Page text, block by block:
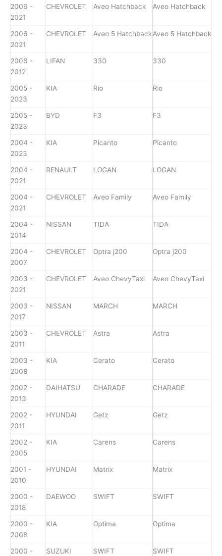
2006 -
2021
CHEVROLET Aveo Hatchback Aveo Hatchback
2006 -
2021
CHEVROLET Aveo 5 HatchbackAveo 5 Hatchback
2006 -
2012
LIFAN 330 330
2005 -
2023
KIA Rio Rio
2005 -
2023
BYD F3 F3
2004 -
2023
KIA Picanto Picanto
2004 -
2021
RENAULT LOGAN LOGAN
2004 -
2021
CHEVROLET Aveo Family Aveo Family
2004 -
2014
NISSAN TIDA TIDA
2004 -
2007
CHEVROLET Optra j200 Optra j200
2003 -
2021
CHEVROLET Aveo ChevyTaxi Aveo ChevyTaxi
2003 -
2017
NISSAN MARCH MARCH
2003 -
2011
CHEVROLET Astra Astra
2003 -
2008
KIA Cerato Cerato
2002 -
2013
DAIHATSU CHARADE CHARADE
2002 -
2011
HYUNDAI Getz Getz
2002 -
2005
KIA Carens Carens
2001 -
2010
HYUNDAI Matrix Matrix
2000 -
2018
DAEWOO SWIFT SWIFT
2000 -
2008
KIA Optima Optima
2000 -
SUZUKI SWIFT SWIFT